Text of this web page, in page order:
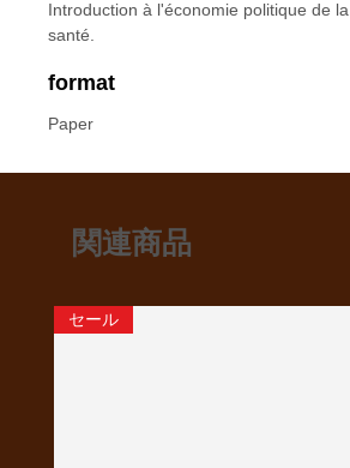
Introduction à l'économie politique de la
santé.
format
Paper
関連商品
セール